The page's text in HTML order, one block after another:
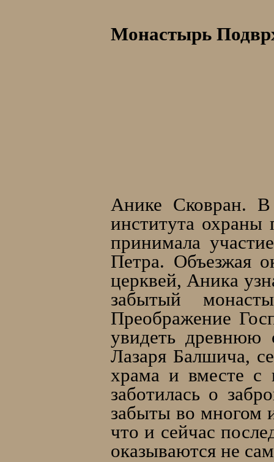
Монастырь
Анике Сковран. В
института охраны
принимала
Петра. Объезжая
церквей, Аника
забытый
Преображение
увидеть древнюю
Лазаря Балшича,
храма и вместе с
заботилась о
забыты во многом
что и сейчас
оказываются не